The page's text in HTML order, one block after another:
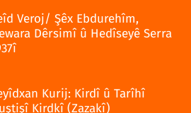
Veroj/ Şêx Ebdurehîm,
Dêrsimî û Hedîseyê Serra
Kurij: Kirdî û Tarîhî
Kirdkî (Zazakî)